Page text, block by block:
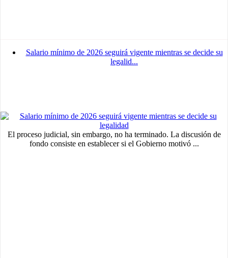
Salario mínimo de 2026 seguirá vigente mientras se decide su
legalid...
El proceso judicial, sin embargo, no ha terminado. La discusión de
fondo consiste en establecer si el Gobierno motivó ...